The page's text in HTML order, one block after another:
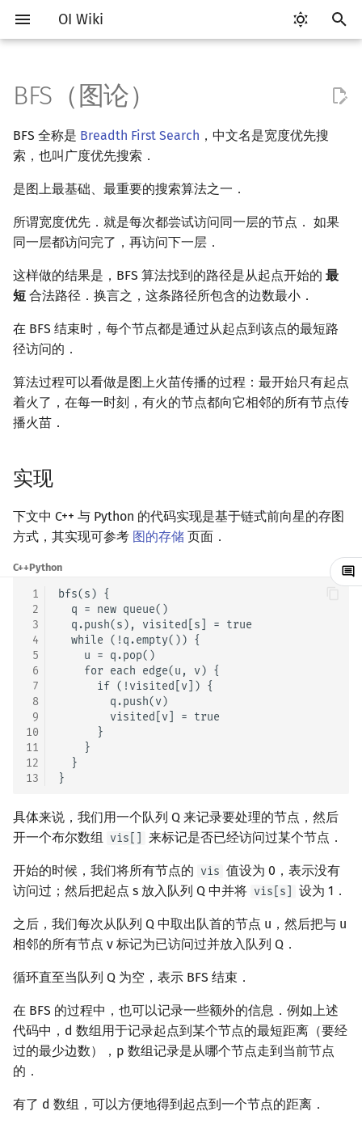
OI Wiki
开
搜
索
Getting Started
关于本项目
如何参与
OI Wiki 不是什么
格式手册
数学符号表
F.A.Q.
镜像站列表
致谢
比赛相关简介
赛事
题型
学习路线
学习资源
技巧
常见错误
常见技巧
出题
工具软件简介
代码编辑工具
VS Code
Atom
Eclipse
Notepad++
Dev-C++
GUIDE
CP Editor
Code::Blocks
评测工具 Cena
CCR Plus
Lemon
命令行
命令行编译与调试
编译器
WSL (Windows 10)
Special Judge
Testlib
Generator
Validator
Interactor
Checker
Polygon
OJ 工具
LaTeX 入门
语言基础简介
C++ 基础
变量
运算
流程控制语句
高级数据类型
文件操作
C++ 标准库 STL 算法
bitset
string
pair
C++ 进阶
值类别
重载运算符
引用
常量
Lambda 表达式
C++ 与其他常用语言的区别
Pascal 转 C++ 急救
Python 速成
Java 速成
Java 进阶
算法基础简介
复杂度
枚举
模拟
递归 & 分治
贪心
排序
冒泡排序
插入排序
计数排序
基数排序
归并排序
锦标赛排序
排序相关 STL
排序应用
前缀和 & 差分
二分
倍增
构造
搜索部分简介
DFS（搜索）
BFS（搜索）
双向搜索
启发式搜索
迭代加深搜索
IDA*
回溯法
Dancing Links
Alpha–Beta 剪枝
优化
动态规划部分简介
动态规划基础
记忆化搜索
背包 DP
区间 DP
DAG 上的 DP
树形 DP
状压 DP
数位 DP
插头 DP
计数 DP
动态 DP
DP 套 DP
DP 优化
斜率优化
四边形不等式优化
Slope Trick 优化
WQS 二分
其它 DP 方法
字符串部分简介
字符串基础
标准库
字符串匹配
字符串哈希
字典树 (Trie)
前缀函数与 KMP 算法
Boyer–Moore 算法
Z 函数（扩展 KMP）
AC 自动机
后缀数组 (SA)
后缀自动机 (SAM)
后缀平衡树
广义后缀自动机
后缀树
Manacher
回文树
序列自动机
最小表示法
Lyndon 分解
Main–Lorentz 算法
数学部分简介
布尔代数
数字系统 平衡三进制
格雷码
位操作
二进制集合操作
高精度计算
快速幂
置换和排列
弧度制与坐标系
复数
数论
素数
最大公约数
欧拉函数
筛法
裴蜀定理 & 一次不定方程
线性同余方程
中国剩余定理
阶乘取模
卢卡斯定理
离散对数
高次剩余 & 单位根
数论分块
狄利克雷卷积
莫比乌斯反演
杜教筛
Powerful Number 筛
Min_25 筛
多项式与生成函数
快速傅里叶变换
快速数论变换
快速沃尔什变换
Chirp Z 变换
多项式多点求值|快速插值
多项式平移|连续点值平移
符号化方法
形式幂级数复合|复合逆
普通生成函数
组合数学
容斥原理
斐波那契数列
错位排列
卡特兰数
贝尔数
Eulerian Number
分拆数
Pólya 计数
图论计数
线性代数
内积和外积
矩阵
初等变换
行列式
线性基
Jordan标准型
线性规划
抽象代数
环论
域论
Schreier–Sims 算法
概率论
随机变量
随机变量的数字特征
概率不等式
博弈论
零和游戏
非公平组合游戏
数值算法
高斯消元
牛顿迭代法
序理论
杨氏矩阵
拟阵
Berlekamp–Massey 算法
数据结构部分简介
栈
队列
链表
哈希表
并查集
堆
配对堆
左偏树
块状数据结构
块状链表
树分块
Sqrt Tree
单调栈
单调队列
ST 表
树状数组
李超线段树
猫树
区间最值操作 & 区间历史
值
Kinetic Tournament Tree
划分树
二叉搜索树 & 平衡树
Splay 树
WBLT
替罪羊树
笛卡尔树
AVL 树
跳表
可持久化数据结构
可持久化块状数组
可持久化平衡树
可持久化字典树
可持久化可并堆
树套树
线段树套平衡树
树状数组套权值线段树
分块套树状数组
K-D Tree
动态树
Euler Tour Tree
Top Tree
析合树
PQ 树
手指树
霍夫曼树
实现
open-closed 表
在树/图上 BFS
BFS 序列
一般图上 BFS
应用
双端队列 BFS
适用范围
实现
例题
Codeforces 173B
代码
优先队列 BFS
习题
参考
树基础
树的直径
树的中心
树的重心
最近公共祖先
树链剖分
树上启发式合并
虚树
树分治
动态树分治
AHU 算法
树哈希
树上随机游走
最短路
差分约束
k 短路
同余最短路
最小生成树
最小树形图
最小直径生成树
强连通分量
双连通分量
割点和桥
圆方树
点/边连通度
网络流简介
最大流
最小割
费用流
上下界网络流
Stoer–Wagner 算法
图匹配
二分图最大匹配
二分图最大权匹配
一般图最大匹配
一般图最大权匹配
稳定匹配
计算几何部分简介
二维计算几何基础
三维计算几何基础
距离
Pick 定理
三角剖分
凸包
扫描线
旋转卡壳
半平面交
平面最近点对
随机增量法
反演变换
计算几何杂项
杂项简介
离散化
双指针
离线算法
整体二分
莫队算法
分数规划
随机化
爬山算法
模拟退火
悬线法
有限状态自动机
计算理论基础
字节顺序
约瑟夫问题
表达式求值
在一台机器上规划任务
主元素问题
Garsia–Wachs 算法
15-puzzle
Kahan 求和
珂朵莉树/颜色段均摊
空间优化简介
RMQ
并查集应用
括号序列
线段树与离线询问
BFS（图论）
BFS 全称是 Breadth First Search ，中文名是宽度优先搜
索，也叫广度优先搜索．
是图上最基础、最重要的搜索算法之一．
所谓宽度优先．就是每次都尝试访问同一层的节点． 如果
同一层都访问完了，再访问下一层．
这样做的结果是，BFS 算法找到的路径是从起点开始的 最
短 合法路径．换言之，这条路径所包含的边数最小．
在 BFS 结束时，每个节点都是通过从起点到该点的最短路
径访问的．
算法过程可以看做是图上火苗传播的过程：最开始只有起点
着火了，在每一时刻，有火的节点都向它相邻的所有节点传
播火苗．
实现
下文中 C++ 与 Python 的代码实现是基于链式前向星的存图
方式，其实现可参考 图的存储 页面．
C++Python
1
2
3
4
5
6
7
8
9
10
11
12
13
bfs(s) {
  q = new queue()
  q.push(s), visited[s] = true
  while (!q.empty()) {
    u = q.pop()
    for each edge(u, v) {
      if (!visited[v]) {
        q.push(v)
        visited[v] = true
      }
    }
  }
具体来说，我们用一个队列 Q 来记录要处理的节点，然后
开一个布尔数组
vis[] 来标记是否已经访问过某个节点．
开始的时候，我们将所有节点的 vis 值设为 0，表示没有
访问过；然后把起点 s 放入队列 Q 中并将 vis[s] 设为 1．
之后，我们每次从队列 Q 中取出队首的节点 u，然后把与 u
相邻的所有节点 v 标记为已访问过并放入队列 Q．
循环直至当队列 Q 为空，表示 BFS 结束．
在 BFS 的过程中，也可以记录一些额外的信息．例如上述
代码中，d 数组用于记录起点到某个节点的最短距离（要经
过的最少边数），p 数组记录是从哪个节点走到当前节点
的．
有了 d 数组，可以方便地得到起点到一个节点的距离．